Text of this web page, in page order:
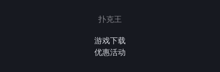
扑克王
游戏下载
优惠活动